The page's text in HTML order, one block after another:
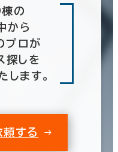
の
から
プロが
探しを
します。
頼する